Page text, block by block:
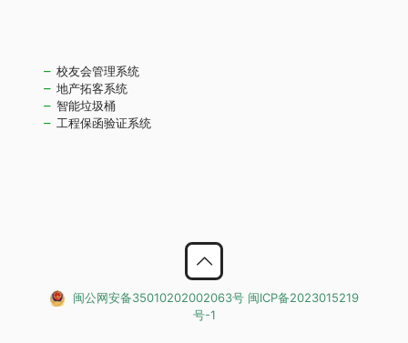
校友会管理系统
地产拓客系统
智能垃圾桶
工程保函验证系统
闽公网安备35010202002063号 闽ICP备2023015219
号-1